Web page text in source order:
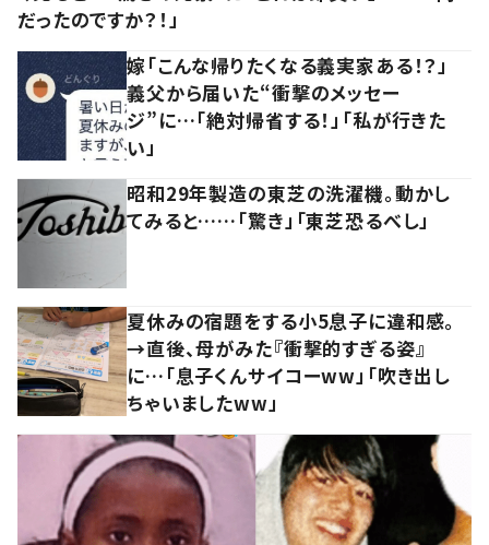
だったのですか？！」
嫁「こんな帰りたくなる義実家ある！？」
義父から届いた“衝撃のメッセー
ジ”に…「絶対帰省する！」「私が行きた
い」
昭和29年製造の東芝の洗濯機。動かし
てみると……「驚き」「東芝恐るべし」
夏休みの宿題をする小5息子に違和感。
→直後、母がみた『衝撃的すぎる姿』
に…「息子くんサイコーww」「吹き出し
ちゃいましたww」